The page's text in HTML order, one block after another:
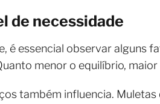
de necessidade
é essencial observar alguns
menor o equilíbrio,
também influencia.